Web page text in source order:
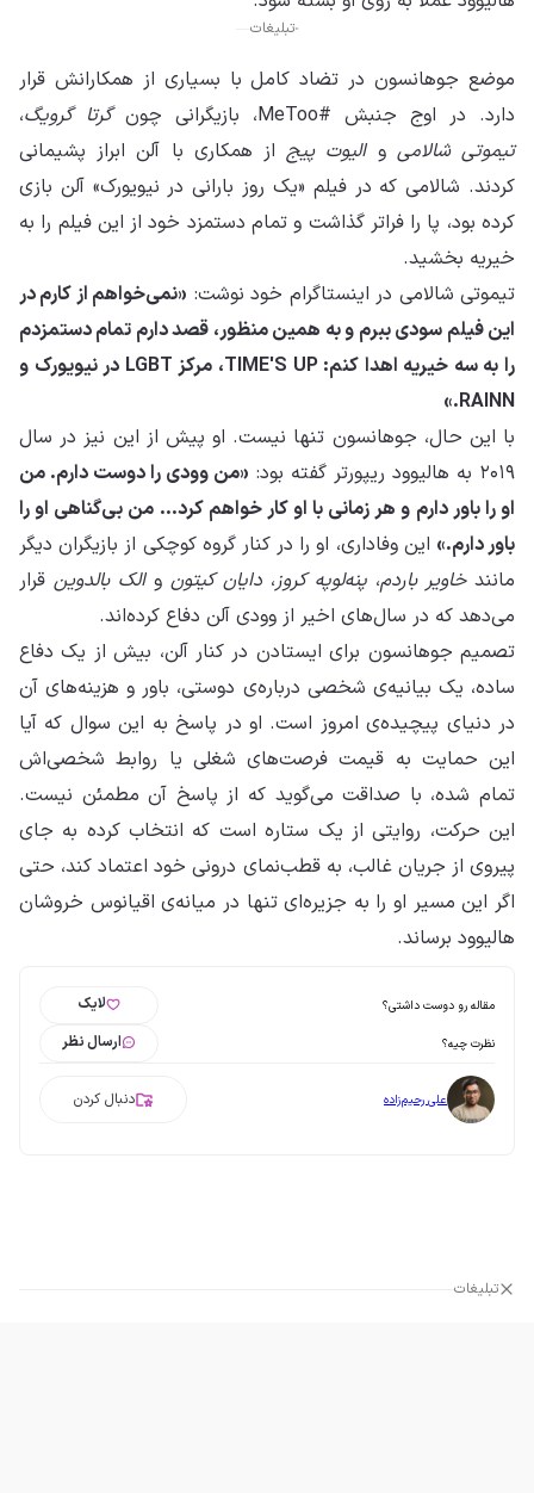
تبلیغات
موضع جوهانسون در تضاد کامل با بسیاری از همکارانش قرار
دارد. در اوج جنبش #MeToo، بازیگرانی چون
گرتا گرویگ،
تیموتی شالامی والیوت پیجاز همکاری با آلن ابراز پشیمانی
کردند. شالامی که در فیلم «یک روز بارانی در نیویورک» آلن بازی
کرده بود، پا را فراتر گذاشت و تمام دستمزد خود از این فیلم را به
خیریه بخشید.
تیموتی شالامی در اینستاگرام خود نوشت: «نمی‌خواهم از کارم در
این فیلم سودی ببرم و به همین منظور، قصد دارم تمام دستمزدم
را به سه خیریه اهدا کنم: TIME'S UP، مرکز LGBT در نیویورک و
RAINN.»
با این حال، جوهانسون تنها نیست. او پیش از این نیز در سال
۲۰۱۹ به هالیوود ریپورتر گفته بود:
«من وودی را دوست دارم. من
او را باور دارم و هر زمانی با او کار خواهم کرد... من بی‌گناهی او را
باور دارم.» این وفاداری، او را در کنار گروه کوچکی از بازیگران دیگر
مانندخاویر باردم، پنه‌لوپه کروز، دایان کیتون والک بالدوین قرار
می‌دهد که در سال‌های اخیر از وودی آلن دفاع کرده‌اند.
تصمیم جوهانسون برای ایستادن در کنار آلن، بیش از یک دفاع
ساده، یک بیانیه‌ی شخصی درباره‌ی دوستی، باور و هزینه‌های آن
در دنیای پیچیده‌ی امروز است. او در پاسخ به این سوال که آیا
این حمایت به قیمت فرصت‌های شغلی یا روابط شخصی‌اش
تمام شده، با صداقت می‌گوید که از پاسخ آن مطمئن نیست.
این حرکت، روایتی از یک ستاره است که انتخاب کرده به جای
پیروی از جریان غالب، به قطب‌نمای درونی خود اعتماد کند، حتی
اگر این مسیر او را به جزیره‌ای تنها در میانه‌ی اقیانوس خروشان
هالیوود برساند.
مقاله رو دوست داشتی؟ لایک
نظرت چیه؟ ارسال نظر
علی رحیم‌زاده دنبال کردن
تبلیغات